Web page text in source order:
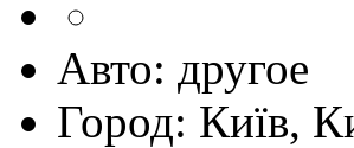
Авто: другое
Город: Київ,